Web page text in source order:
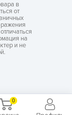
0
в
от
на
и не